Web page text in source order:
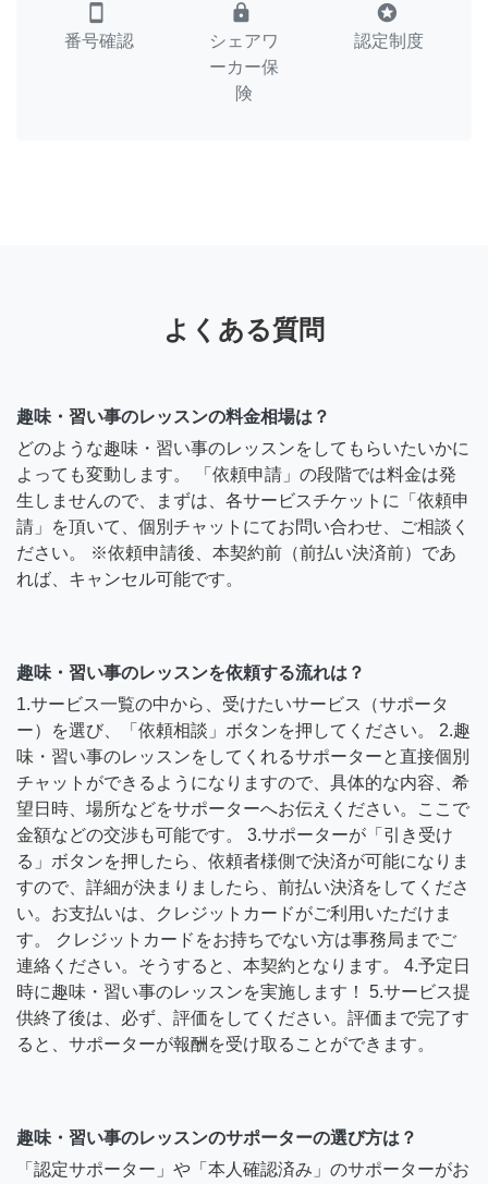
smartphone
番号確認
lock
シェアワ
ーカー保
険
stars
認定制度
よくある質問
趣味・習い事のレッスンの料金相場は？
どのような趣味・習い事のレッスンをしてもらいたいかに
よっても変動します。 「依頼申請」の段階では料金は発
生しませんので、まずは、各サービスチケットに「依頼申
請」を頂いて、個別チャットにてお問い合わせ、ご相談く
ださい。 ※依頼申請後、本契約前（前払い決済前）であ
れば、キャンセル可能です。
趣味・習い事のレッスンを依頼する流れは？
1.サービス一覧の中から、受けたいサービス（サポータ
ー）を選び、「依頼相談」ボタンを押してください。 2.趣
味・習い事のレッスンをしてくれるサポーターと直接個別
チャットができるようになりますので、具体的な内容、希
望日時、場所などをサポーターへお伝えください。ここで
金額などの交渉も可能です。 3.サポーターが「引き受け
る」ボタンを押したら、依頼者様側で決済が可能になりま
すので、詳細が決まりましたら、前払い決済をしてくださ
い。お支払いは、クレジットカードがご利用いただけま
す。 クレジットカードをお持ちでない方は事務局までご
連絡ください。そうすると、本契約となります。 4.予定日
時に趣味・習い事のレッスンを実施します！ 5.サービス提
供終了後は、必ず、評価をしてください。評価まで完了す
ると、サポーターが報酬を受け取ることができます。
趣味・習い事のレッスンのサポーターの選び方は？
「認定サポーター」や「本人確認済み」のサポーターがお